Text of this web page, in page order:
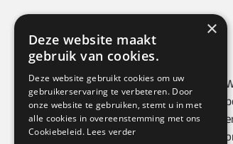
Voel
Samenwerken voor de
perfecte keuken met onze
zintuigvoel.Om een goed
en degelijk advies te geven,
×
Deze website maakt
gebruik van cookies.
Deze website gebruikt cookies om uw
gebruikerservaring te verbeteren. Door
onze website te gebruiken, stemt u in met
alle cookies in overeenstemming met ons
Cookiebeleid. Lees verder